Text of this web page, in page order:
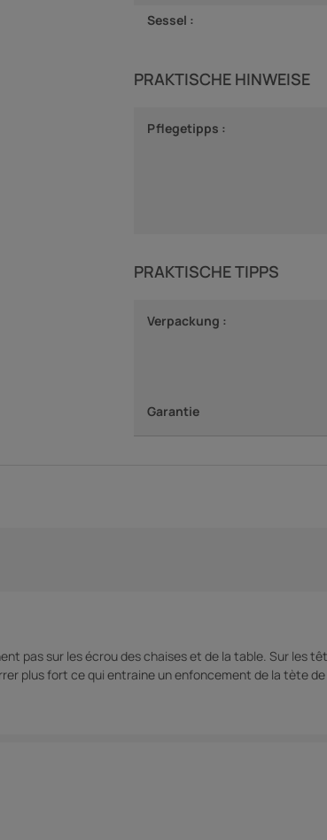
Sessel :
PRAKTISCHE HINWEISE
Pflegetipps :
PRAKTISCHE TIPPS
Verpackung :
Garantie
pas sur les écrou des chaises et de la table. Sur les
plus fort ce qui entraine un enfoncement de la tète